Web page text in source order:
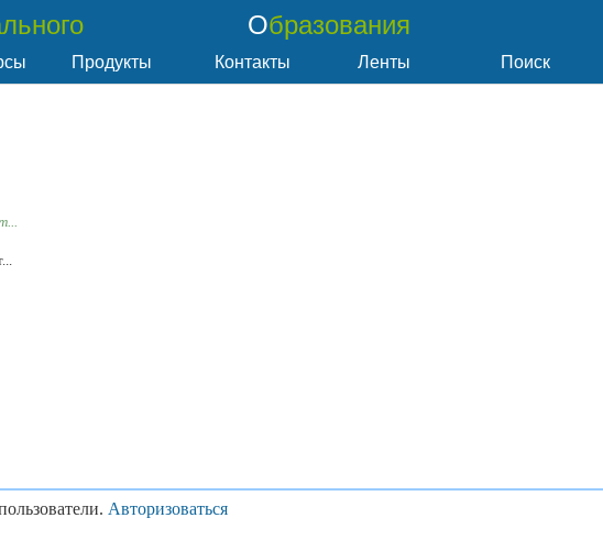
Образования
Продукты Контакты Ленты Поиск
Авторизоваться